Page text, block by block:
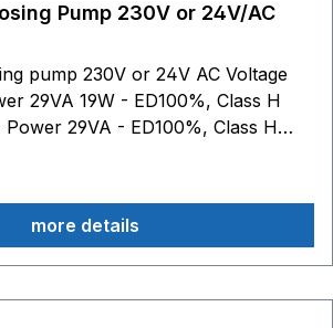
Pump 230V or 24V/AC
230V or 24V AC Voltage
29VA 19W - ED100%, Class H
29VA - ED100%, Class H
330 cm3/min self-priming
(see picture): 1. water
up to Ø 7 mm 2. brass
EN12165-CW614N 3. stainless
inlet: stainless steel
more details